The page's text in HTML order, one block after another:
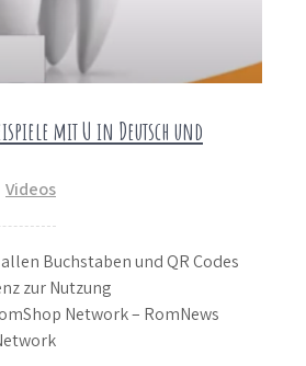
mit U in Deutsch und
Videos
Buchstaben und QR Codes
zur Nutzung
Network – RomNews